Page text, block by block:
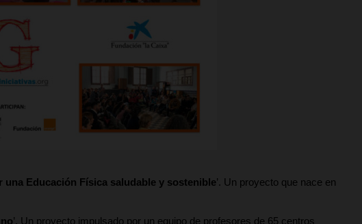
Educación Física saludable y sostenible’. Un proyecto que nace en
’. Un proyecto impulsado por un equipo de profesores de 65 centros